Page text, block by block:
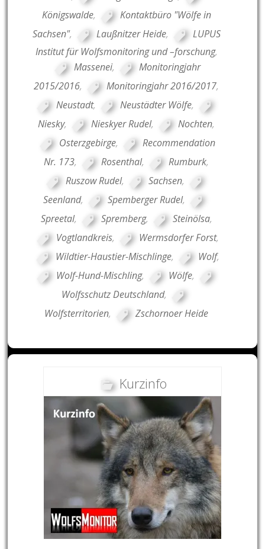
Königswalde,
Kontaktbüro "Wölfe in
Sachsen", Laußnitzer Heide,
LUPUS
Institut für Wolfsmonitoring und –forschung,
Massenei,
Monitoringjahr
2015/2016, Monitoringjahr 2016/2017,
Neustadt, Neustädter Wölfe,
Niesky, Nieskyer Rudel, Nochten,
Osterzgebirge,
Recommendation
Nr. 173, Rosenthal, Rumburk,
Ruszow Rudel, Sachsen,
Seenland, Spemberger Rudel,
Spreetal, Spremberg, Steinölsa,
Vogtlandkreis, Wermsdorfer Forst,
Wildtier-Haustier-Mischlinge, Wolf,
Wolf-Hund-Mischling, Wölfe,
Wolfsschutz Deutschland,
Wolfsterritorien, Zschornoer Heide
Kurzinfo